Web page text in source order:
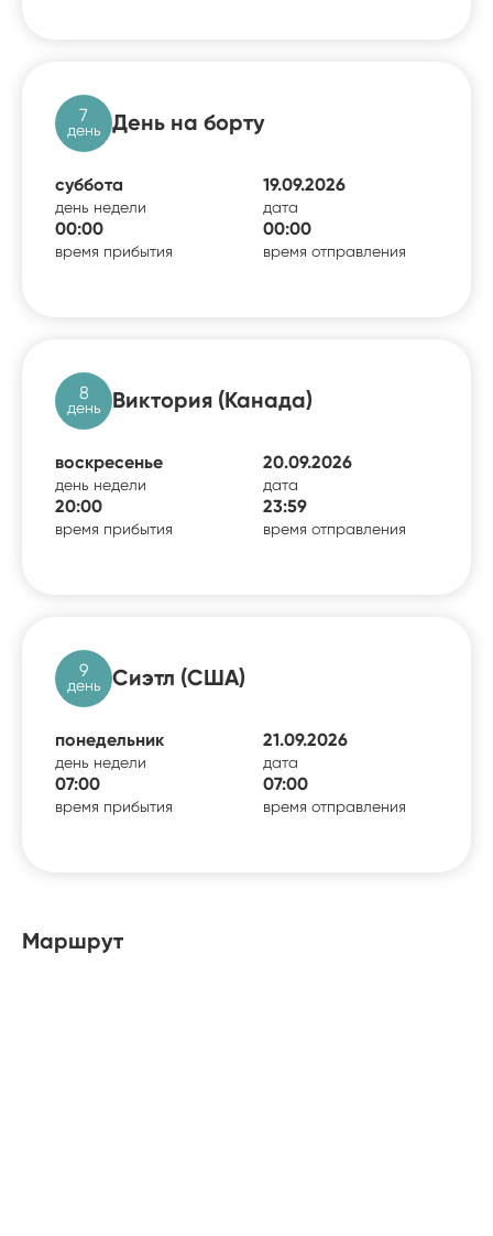
7
день День на борту
суббота
день недели
19.09.2026
дата
00:00
время прибытия
00:00
время отправления
8
день Виктория (Канада)
воскресенье
день недели
20.09.2026
дата
20:00
время прибытия
23:59
время отправления
9
день Сиэтл (США)
понедельник
день недели
21.09.2026
дата
07:00
время прибытия
07:00
время отправления
Маршрут